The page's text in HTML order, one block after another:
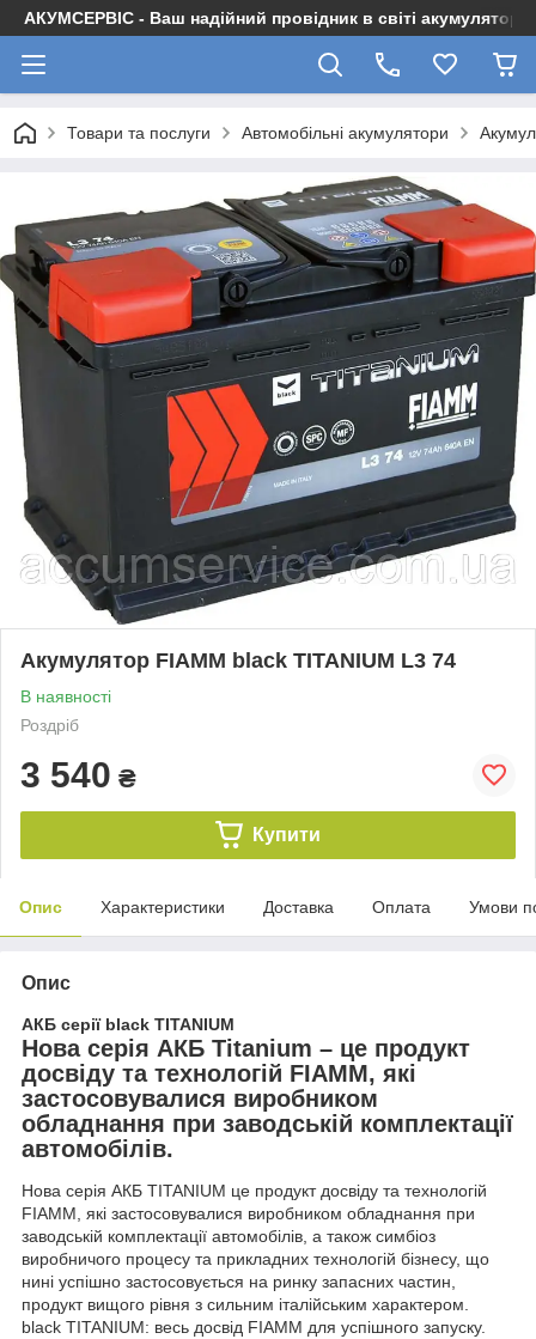
АКУМСЕРВІС - Ваш надійний провідник в світі акумуляторів
Товари та послуги Автомобільні акумулятори
Акумулятор FIAMM black TITANIUM L3 74
В наявності
Роздріб
3 540 ₴
Купити
Опис Характеристики Доставка Оплата Умови
Опис
АКБ серії black TITANIUM
Нова серія АКБ Titanium – це продукт
досвіду та технологій FIAMM, які
застосовувалися виробником
обладнання при заводській комплектації
автомобілів.
Нова серія АКБ TITANIUM це продукт досвіду та технологій
FIAMM, які застосовувалися виробником обладнання при
заводській комплектації автомобілів, а також симбіоз
виробничого процесу та прикладних технологій бізнесу, що
нині успішно застосовується на ринку запасних частин,
продукт вищого рівня з сильним італійським характером.
black TITANIUM: весь досвід FIAMM для успішного запуску.